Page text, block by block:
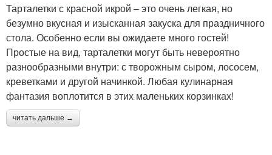
Тарталетки с красной икрой – это очень легкая, но
безумно вкусная и изысканная закуска для праздничного
стола. Особенно если вы ожидаете много гостей!
Простые на вид, тарталетки могут быть невероятно
разнообразными внутри: с творожным сыром, лососем,
креветками и другой начинкой. Любая кулинарная
фантазия воплотится в этих маленьких корзинках!
читать дальше →